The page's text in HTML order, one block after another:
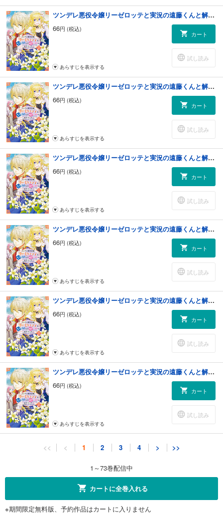
ツンデレ悪役令嬢リーゼロッテと実況の遠藤くんと解説の小林さん【タテスク】 Chapter5
66円 (税込)
カート
試し読み
あらすじを表示する
ツンデレ悪役令嬢リーゼロッテと実況の遠藤くんと解説の小林さん【タテスク】 Chapter6
66円 (税込)
カート
試し読み
あらすじを表示する
ツンデレ悪役令嬢リーゼロッテと実況の遠藤くんと解説の小林さん【タテスク】 Chapter7
66円 (税込)
カート
試し読み
あらすじを表示する
ツンデレ悪役令嬢リーゼロッテと実況の遠藤くんと解説の小林さん【タテスク】 Chapter8
66円 (税込)
カート
試し読み
あらすじを表示する
ツンデレ悪役令嬢リーゼロッテと実況の遠藤くんと解説の小林さん【タテスク】 Chapter9
66円 (税込)
カート
試し読み
あらすじを表示する
ツンデレ悪役令嬢リーゼロッテと実況の遠藤くんと解説の小林さん【タテスク】 Chapter10
66円 (税込)
カート
試し読み
あらすじを表示する
<< < 1 2 3 4 > >>
1～73巻配信中
カートに全巻入れる
※期間限定無料版、予約作品はカートに入りません